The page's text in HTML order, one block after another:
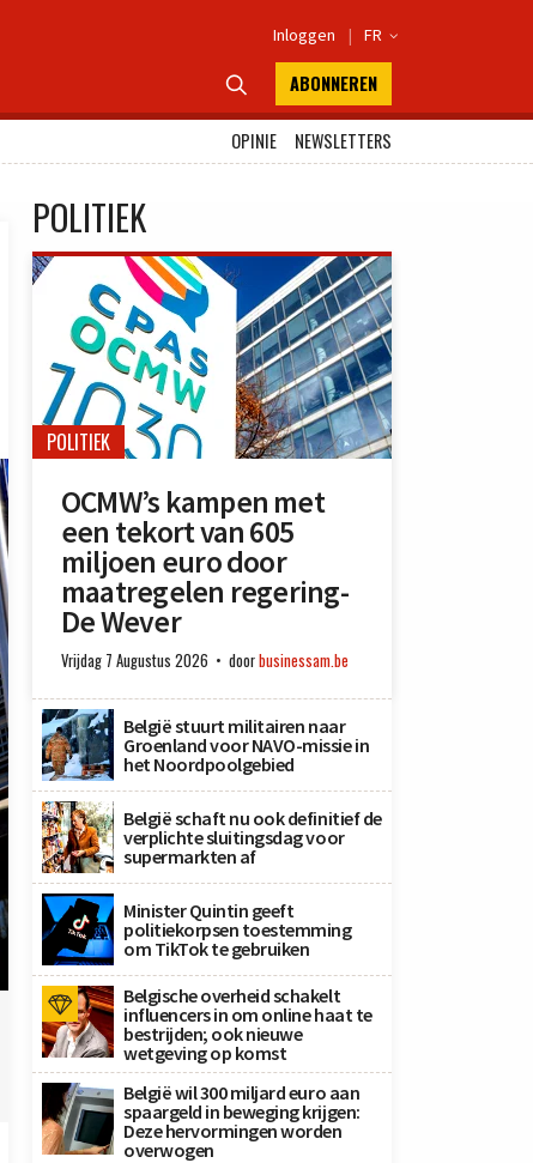
Inloggen | FR 
 ABONNEREN
OPINIE
NEWSLETTERS
POLITIEK
POLITIEK
OCMW’s kampen met
een tekort van 605
miljoen euro door
maatregelen regering-
De Wever
Vrijdag 7 Augustus 2026 doorbusinessam.be
België stuurt militairen naar
Groenland voor NAVO-missie in
het Noordpoolgebied
België schaft nu ook definitief de
verplichte sluitingsdag voor
supermarkten af
Minister Quintin geeft
politiekorpsen toestemming
om TikTok te gebruiken
Belgische overheid schakelt
influencers in om online haat te
bestrijden; ook nieuwe
wetgeving op komst
België wil 300 miljard euro aan
spaargeld in beweging krijgen:
Deze hervormingen worden
overwogen